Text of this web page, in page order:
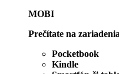
MOBI
Prečítate na
Pocketbook
Kindle